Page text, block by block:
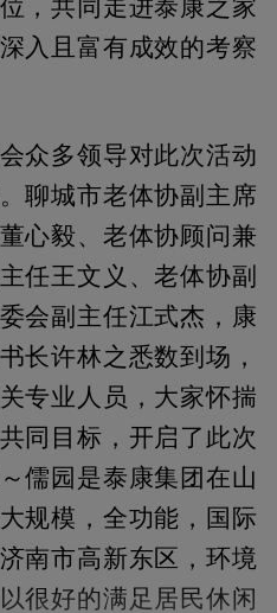
，共同走进泰康之家
入且富有成效的考察
众多领导对此次活动
聊城市老体协副主席
心毅、老体协顾问兼
任王文义、老体协副
会副主任江式杰，康
长许林之悉数到场，
专业人员，大家怀揣
同目标，开启了此次
儒园是泰康集团在山
规模，全功能，国际
南市高新东区，环境
很好的满足居民休闲